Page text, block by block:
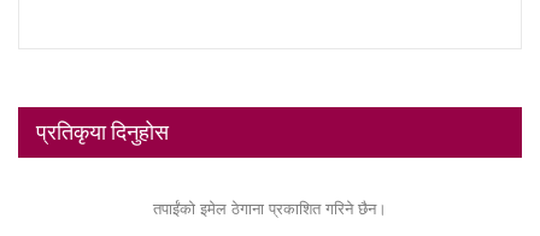
प्रतिकृया दिनुहोस
तपाईंको इमेल ठेगाना प्रकाशित गरिने छैन।